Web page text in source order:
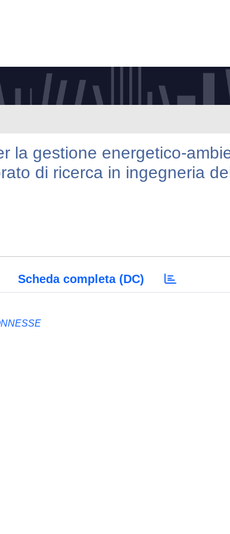
la gestione energetico-
di ricerca in ingegneria
Scheda completa (DC)